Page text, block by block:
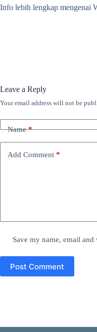
Info lebih lengkap
Leave a Reply
Your email address will not be
Name*
Add Comment *
Save my name, email
Post Comment